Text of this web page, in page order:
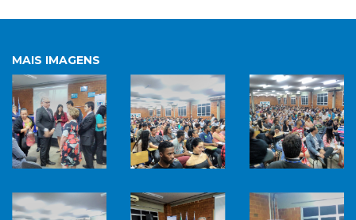
MAIS IMAGENS